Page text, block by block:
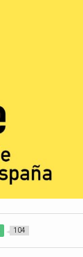
104